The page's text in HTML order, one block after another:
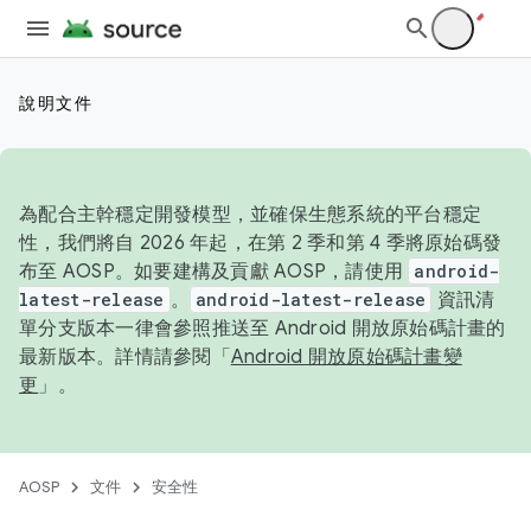
說明文件
為配合主幹穩定開發模型，並確保生態系統的平台穩定
性，我們將自 2026 年起，在第 2 季和第 4 季將原始碼發
布至 AOSP。如要建構及貢獻 AOSP，請使用 android-
latest-release 。 android-latest-release
資訊清
單分支版本一律會參照推送至 Android 開放原始碼計畫的
最新版本。詳情請參閱「 Android 開放原始碼計畫變
更 」。
AOSP 文件 安全性